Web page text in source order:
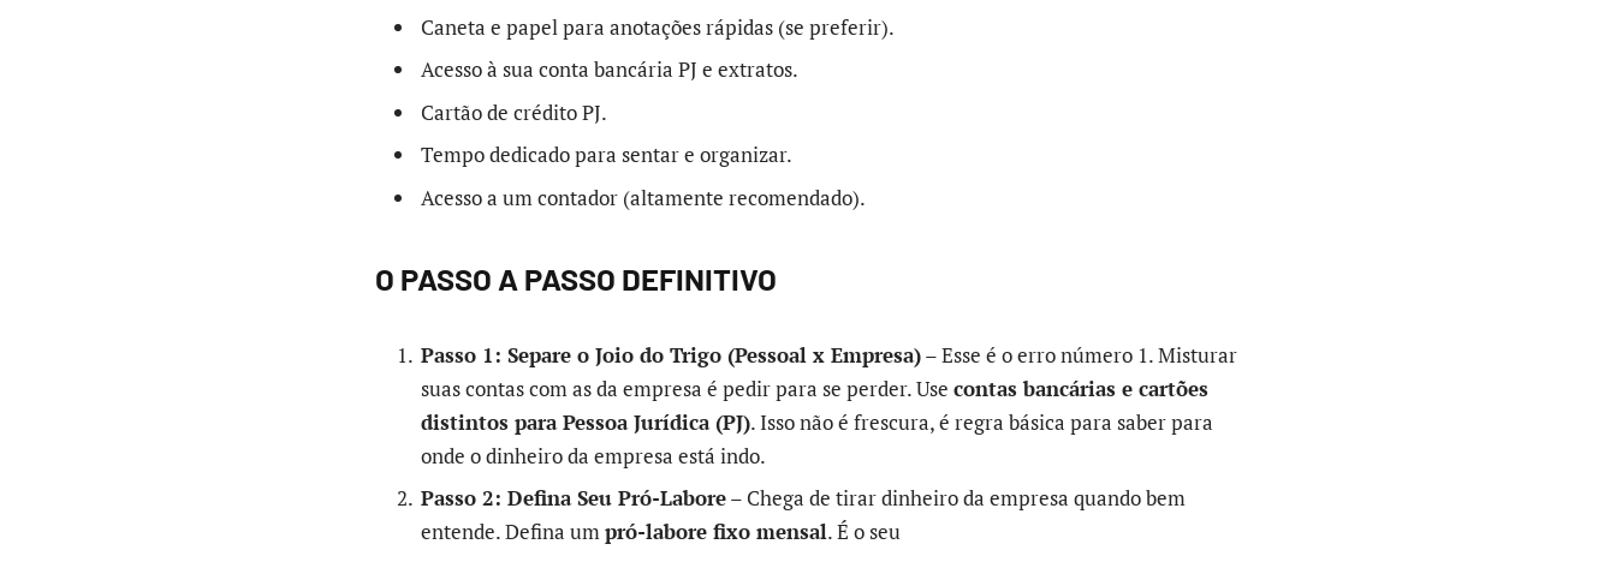
Caneta e papel para anotações rápidas (se preferir).
Acesso à sua conta bancária PJ e extratos.
Cartão de crédito PJ.
Tempo dedicado para sentar e organizar.
Acesso a um contador (altamente recomendado).
O PASSO A PASSO DEFINITIVO
Passo 1: Separe o Joio do Trigo (Pessoal x Empresa)– Esse é o erro número 1. Misturar
suas contas com as da empresa é pedir para se perder. Use contas bancárias e cartões
distintos para Pessoa Jurídica (PJ). Isso não é frescura, é regra básica para saber para
onde o dinheiro da empresa está indo.
Passo 2: Defina Seu Pró-Labore– Chega de tirar dinheiro da empresa quando bem
entende. Defina umpró-labore fixo mensal. É o seu